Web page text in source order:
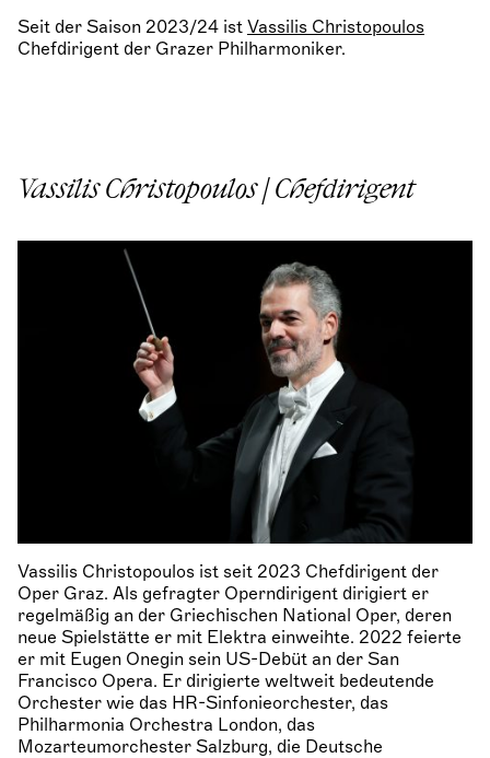
Seit der Saison 2023/24 ist Vassilis Christopoulos
Chefdirigent der Grazer Philharmoniker.
Vassilis Christopoulos | Chefdirigent
Vassilis Christopoulos ist seit 2023 Chefdirigent der
Oper Graz. Als gefragter Operndirigent dirigiert er
regelmäßig an der Griechischen National Oper, deren
neue Spielstätte er mit Elektra einweihte. 2022 feierte
er mit Eugen Onegin sein US-Debüt an der San
Francisco Opera. Er dirigierte weltweit bedeutende
Orchester wie das HR-Sinfonieorchester, das
Philharmonia Orchestra London, das
Mozarteumorchester Salzburg, die Deutsche